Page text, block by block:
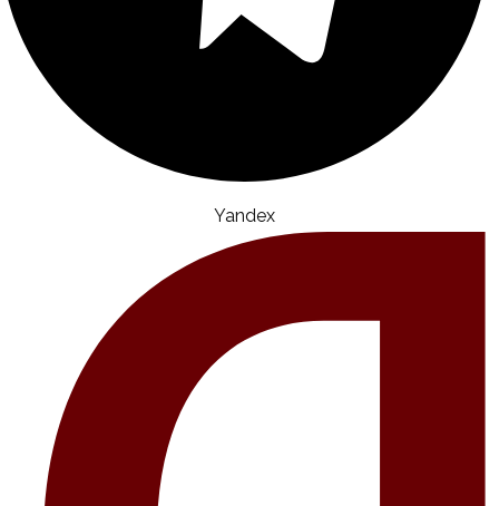
Yandex